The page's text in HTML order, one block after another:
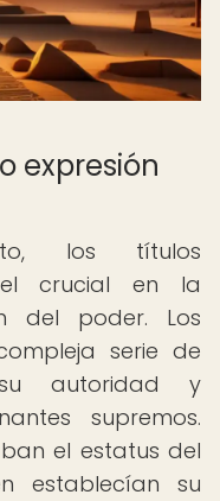
expresión
los títulos
crucial en la
del poder. Los
serie de
autoridad y
supremos.
el estatus del
establecían su